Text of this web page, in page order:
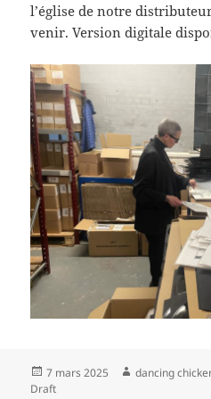
l’église de notre
venir. Version digitale
Publié
le
7 mars 2025 Auteur
dancing
Draft